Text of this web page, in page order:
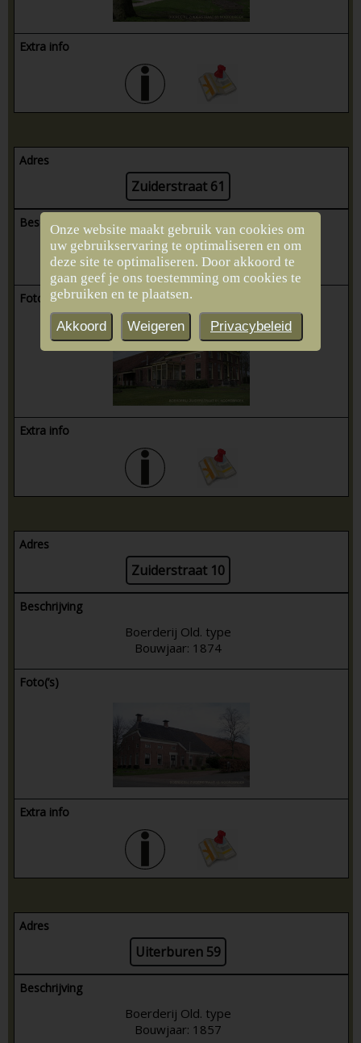
Extra info
Adres
Zuiderstraat 61
Beschrijving
Boerderij Old. type
Bouwjaar: 1868
Foto(’s)
Extra info
Adres
Zuiderstraat 10
Beschrijving
Boerderij Old. type
Bouwjaar: 1874
Foto(’s)
Extra info
Adres
Uiterburen 59
Beschrijving
Boerderij Old. type
Bouwjaar: 1857
Onze website maakt gebruik van cookies om
uw gebruikservaring te optimaliseren en om
deze site te optimaliseren. Door akkoord te
gaan geef je ons toestemming om cookies te
gebruiken en te plaatsen.
Akkoord Weigeren Privacybeleid